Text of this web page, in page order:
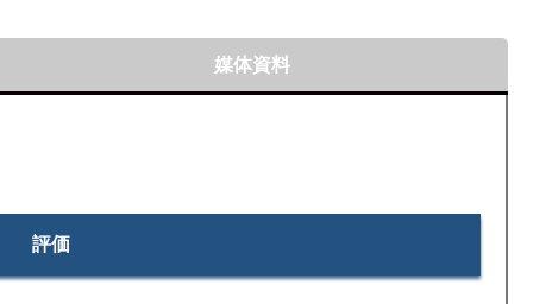
媒体資料
評価